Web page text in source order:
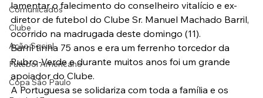
Comunicados
Clube
Ação Social
Futebol Americano
Copa São Paulo
lamentar o falecimento do conselheiro vitalício e ex-
diretor de futebol do Clube Sr. Manuel Machado Barril,
ocorrido na madrugada deste domingo (11).
Barril tinha 75 anos e era um ferrenho torcedor da
Rubro-Verde e durante muitos anos foi um grande
apoiador do Clube.
A Portuguesa se solidariza com toda a família e os